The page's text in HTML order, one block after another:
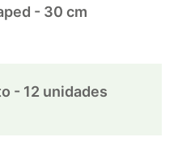
- 30 cm
- 12 unidades